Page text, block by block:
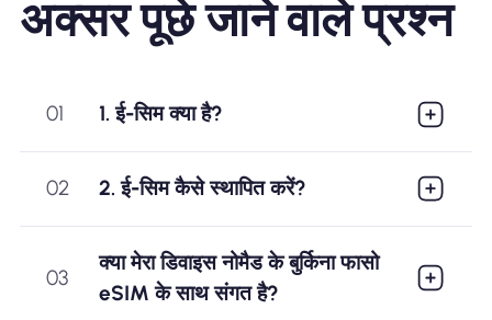
अक्सर पूछे जाने वाले प्रश्न
01 1. ई-सिम क्या है?
02 2. ई-सिम कैसे स्थापित करें?
03
क्या मेरा डिवाइस नोमैड के बुर्किना फासो
eSIM के साथ संगत है?